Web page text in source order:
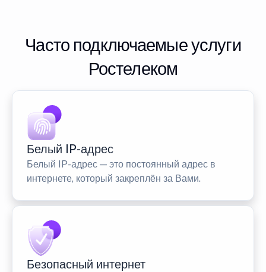
Часто подключаемые услуги
Ростелеком
Белый IP-адрес
Белый IP-адрес — это постоянный адрес в
интернете, который закреплён за Вами.
Безопасный интернет